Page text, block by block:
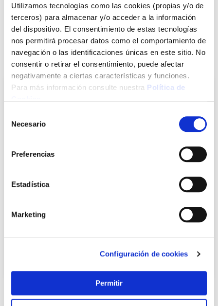
Utilizamos tecnologías como las cookies (propias y/o de
terceros) para almacenar y/o acceder a la información
del dispositivo. El consentimiento de estas tecnologías
nos permitirá procesar datos como el comportamiento de
navegación o las identificaciones únicas en este sitio. No
consentir o retirar el consentimiento, puede afectar
negativamente a ciertas características y funciones.
Para más información consulte nuestra Política de
Necesario
Preferencias
Estadística
Marketing
Configuración de cookies
Permitir
Nivel Ref:CF-125354
Ver más
También te puede interesar
Rodillo tinta etiquetadora meto 5 uds
13,46 €
Añadir al carrito